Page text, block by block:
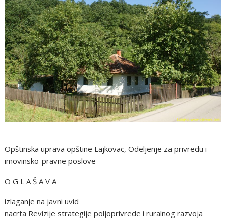
Opštinska uprava opštine Lajkovac, Odeljenje za privredu i
imovinsko-pravne poslove
O G L A Š A V A
izlaganje na javni uvid
nacrta Revizije strategije poljoprivrede i ruralnog razvoja